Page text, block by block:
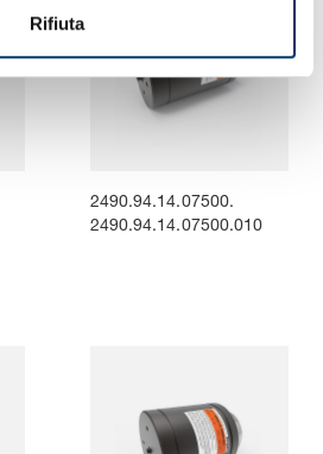
Rifiuta
2490.94.14.07500.
2490.94.14.07500.010